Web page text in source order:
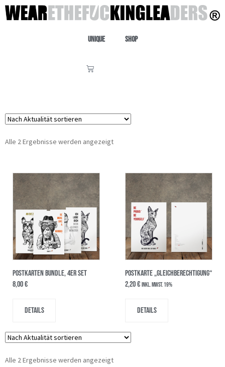
Unique Shop
Alle 2 Ergebnisse werden angezeigt
POSTKARTEN BUNDLE, 4er SET
8,00€
Details
Postkarte „Gleichberechtigung“
2,20€ inkl. MwSt. 19%
Details
Alle 2 Ergebnisse werden angezeigt